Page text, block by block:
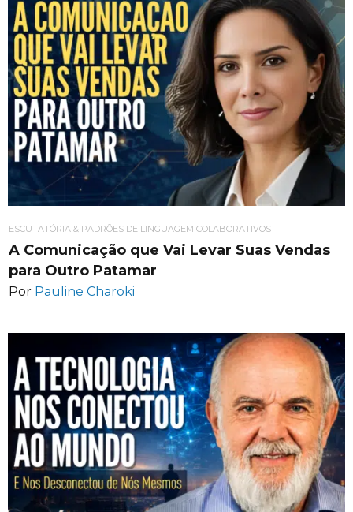
ESCUTATÓRIA & PADRÕES DE LINGUAGEM COLABORATIVOS
A Comunicação que Vai Levar Suas Vendas
para Outro Patamar
Por Pauline Charoki